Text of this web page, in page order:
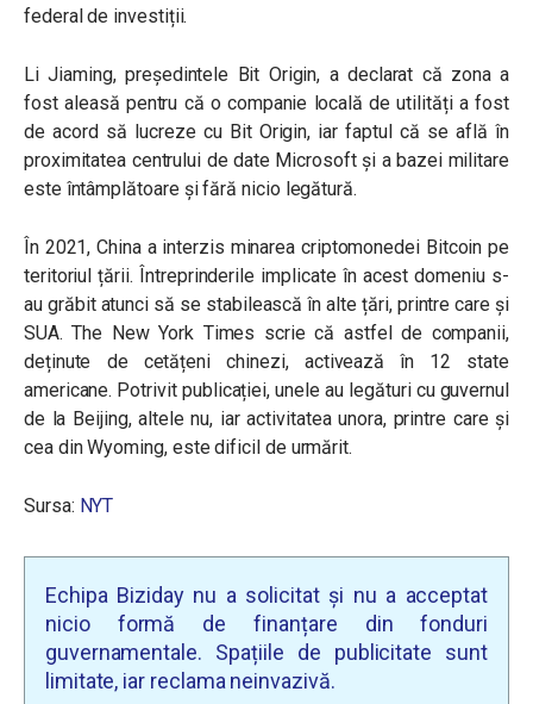
federal de investiții.
Li Jiaming, președintele Bit Origin, a declarat că zona a
fost aleasă pentru că o companie locală de utilități a fost
de acord să lucreze cu Bit Origin, iar faptul că se află în
proximitatea centrului de date Microsoft și a bazei militare
este întâmplătoare și fără nicio legătură.
În 2021, China a interzis minarea criptomonedei Bitcoin pe
teritoriul țării. Întreprinderile implicate în acest domeniu s-
au grăbit atunci să se stabilească în alte țări, printre care și
SUA. The New York Times scrie că astfel de companii,
deținute de cetățeni chinezi, activează în 12 state
americane. Potrivit publicației, unele au legături cu guvernul
de la Beijing, altele nu, iar activitatea unora, printre care și
cea din Wyoming, este dificil de urmărit.
Sursa: NYT
Echipa Biziday nu a solicitat și nu a acceptat
nicio formă de finanțare din fonduri
guvernamentale. Spațiile de publicitate sunt
limitate, iar reclama neinvazivă.